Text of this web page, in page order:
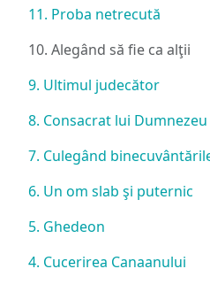
11. Proba netrecută
10. Alegând să fie ca alţii
9. Ultimul judecător
8. Consacrat lui Dumnezeu
7. Culegând
6. Un om slab şi puternic
5. Ghedeon
4. Cucerirea Canaanului